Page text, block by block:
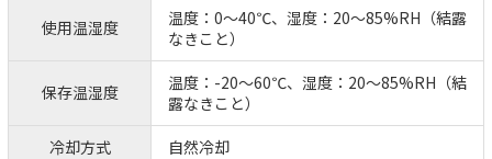
使用温湿度
温度：0～40℃、湿度：20～85%RH（結露
なきこと）
保存温湿度
温度：-20～60℃、湿度：20～85%RH（結
露なきこと）
冷却方式
自然冷却